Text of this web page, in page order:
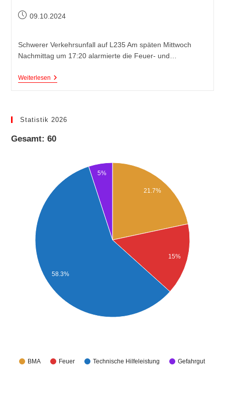
09.10.2024
Schwerer Verkehrsunfall auf L235 Am späten Mittwoch
Nachmittag um 17:20 alarmierte die Feuer- und…
Weiterlesen
Statistik 2026
Gesamt: 60
BMA Feuer Technische Hilfeleistung Gefahrgut
21.7%
15%
5%
58.3%